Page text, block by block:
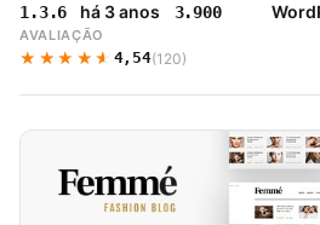
1.3.6 há 3 anos 3.900
AVALIAÇÃO
★★★★★
★★★★★ 4,54(120)